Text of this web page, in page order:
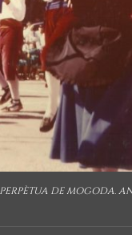
DE MOGODA.